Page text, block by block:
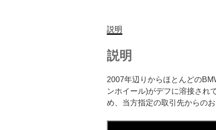
説明
説明
2007年辺りからほとんどの
ンホイール)がデフに溶接され
め、当方指定の取引先からの